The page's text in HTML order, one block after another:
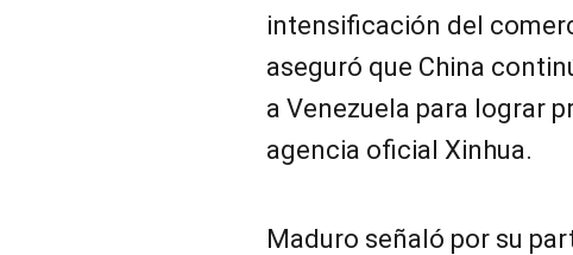
intensificación del
aseguró que China
a Venezuela para lograr
agencia oficial Xinhua.
Maduro señaló por su